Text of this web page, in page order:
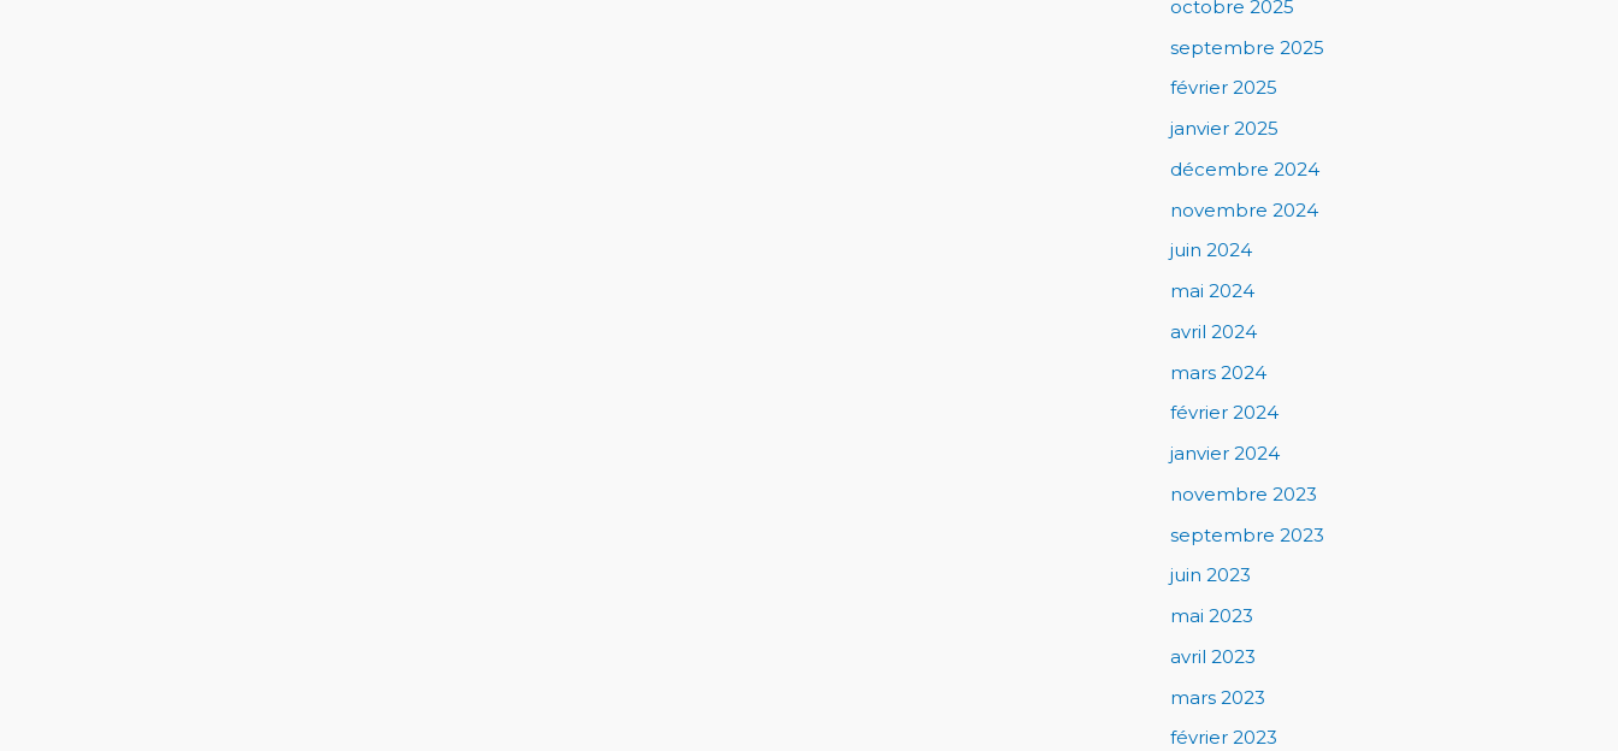
octobre 2025
septembre 2025
février 2025
janvier 2025
décembre 2024
novembre 2024
juin 2024
mai 2024
avril 2024
mars 2024
février 2024
janvier 2024
novembre 2023
septembre 2023
juin 2023
mai 2023
avril 2023
mars 2023
février 2023